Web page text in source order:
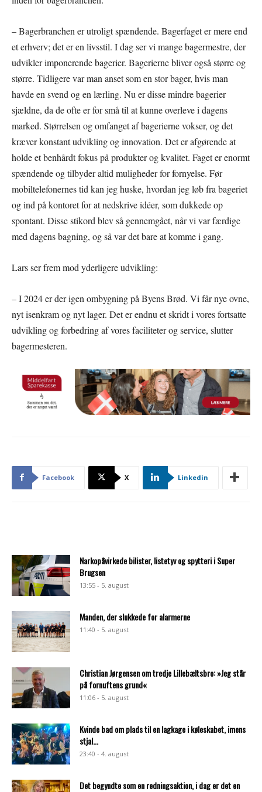
– Bagerbranchen er utroligt spændende. Bagerfaget er mere end
et erhverv; det er en livsstil. I dag ser vi mange bagermestre, der
udvikler imponerende bagerier. Bagerierne bliver også større og
større. Tidligere var man anset som en stor bager, hvis man
havde en svend og en lærling. Nu er disse mindre bagerier
sjældne, da de ofte er for små til at kunne overleve i dagens
marked. Størrelsen og omfanget af bagerierne vokser, og det
kræver konstant udvikling og innovation. Det er afgørende at
holde et benhårdt fokus på produkter og kvalitet. Faget er enormt
spændende og tilbyder altid muligheder for fornyelse. Før
mobiltelefonernes tid kan jeg huske, hvordan jeg løb fra bageriet
og ind på kontoret for at nedskrive idéer, som dukkede op
spontant. Disse stikord blev så gennemgået, når vi var færdige
med dagens bagning, og så var det bare at komme i gang.
Lars ser frem mod yderligere udvikling:
– I 2024 er der igen ombygning på Byens Brød. Vi får nye ovne,
nyt isenkram og nyt lager. Det er endnu et skridt i vores fortsatte
udvikling og forbedring af vores faciliteter og service, slutter
bagermesteren.
Facebook X Linkedin
Narkopåvirkede bilister, listetyv og spytteri i Super
Brugsen
13:55 - 5. august
Manden, der slukkede for alarmerne
11:40 - 5. august
Christian Jørgensen om tredje Lillebæltsbro: »Jeg står
på fornuftens grund«
11:06 - 5. august
Kvinde bad om plads til en lagkage i køleskabet, imens
stjal...
23:40 - 4. august
Det begyndte som en redningsaktion, i dag er det en